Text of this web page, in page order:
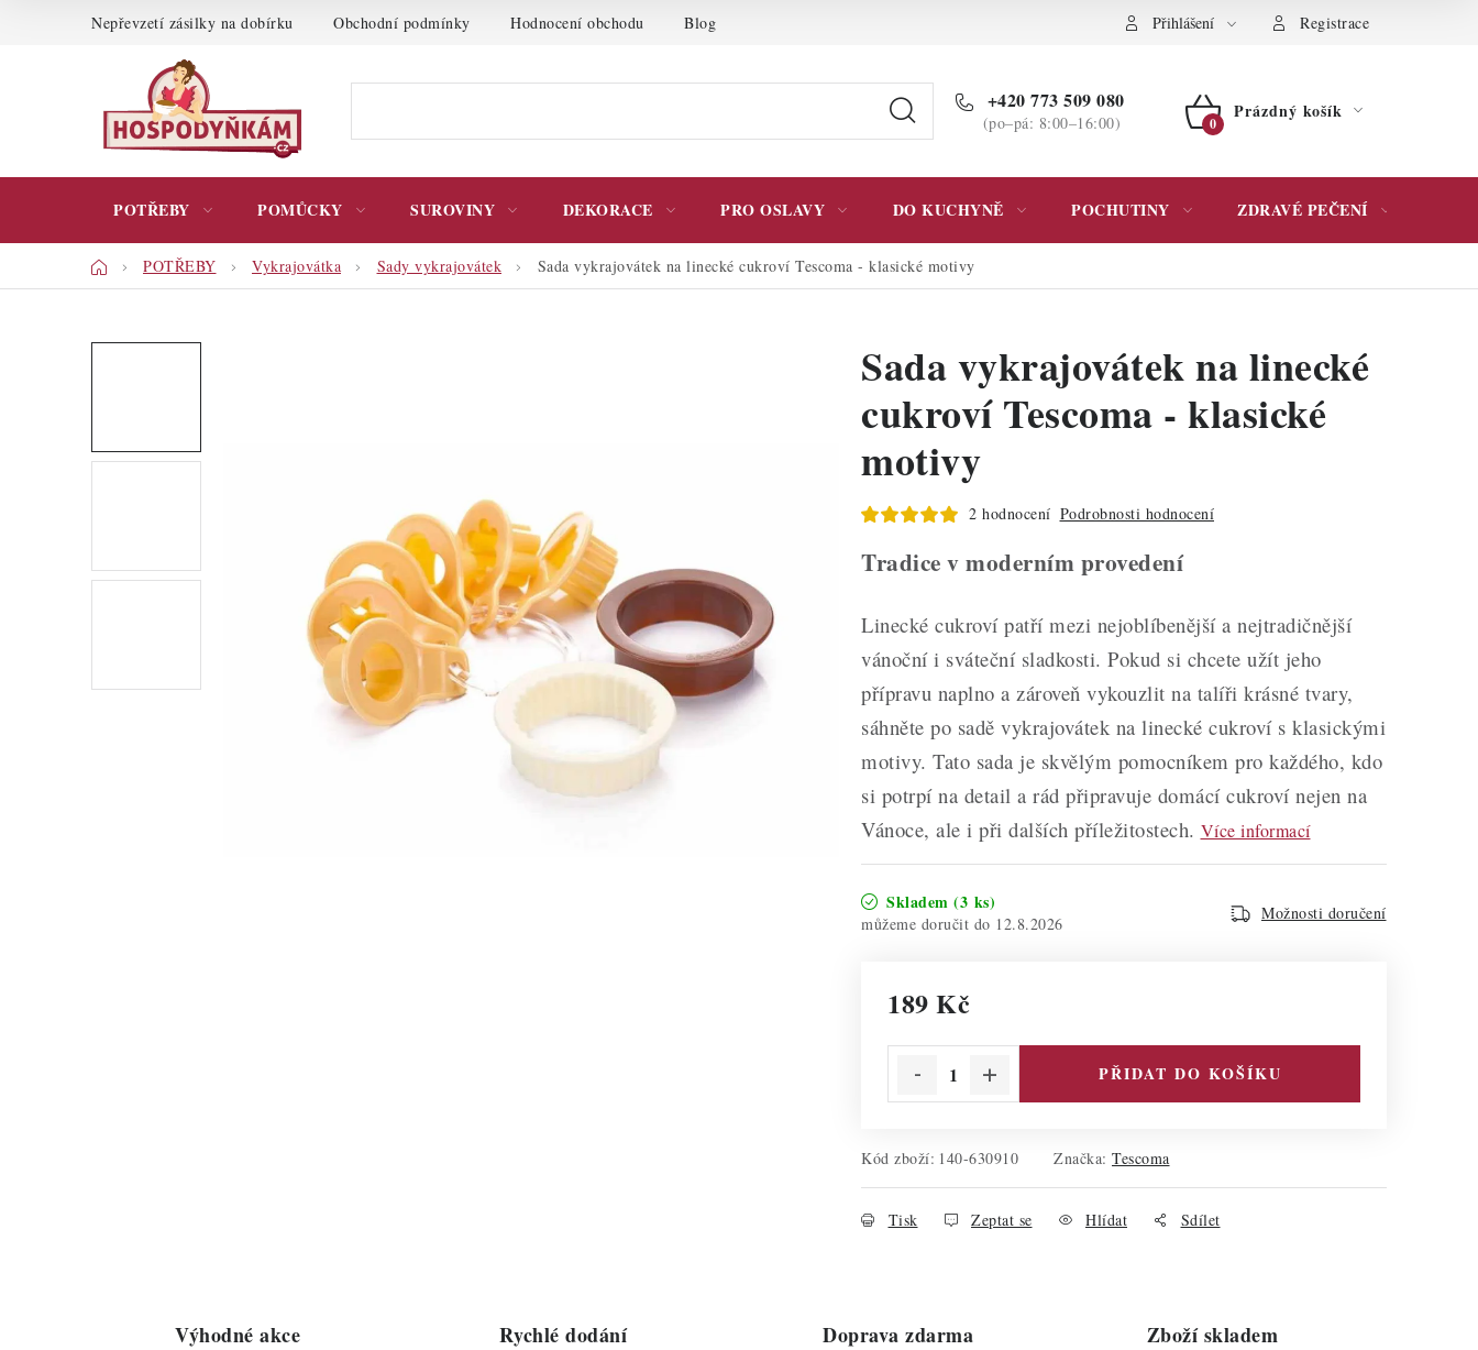
Nepřevzetí zásilky na dobírku Obchodní podmínky Hodnocení obchodu Blog Podmínky ochrany osobních údajů Přihlášení Registrace
+420 773 509 080
(po–pá: 8:00–16:00)
NÁKUPNÍ
Prázdný košík
POTŘEBY POMŮCKY SUROVINY DEKORACE PRO OSLAVY DO KUCHYNĚ POCHUTINY ZDRAVÉ PEČENÍ
DomůPOTŘEBY Vykrajovátka Sady vykrajovátek Sada vykrajovátek na linecké cukroví Tescoma - klasické motivy
Sada vykrajovátek na linecké
cukroví Tescoma - klasické
motivy
2 hodnocení Podrobnosti hodnocení
Tradice v moderním provedení
Linecké cukroví patří mezi nejoblíbenější a nejtradičnější
vánoční i sváteční sladkosti. Pokud si chcete užít jeho
přípravu naplno a zároveň vykouzlit na talíři krásné tvary,
sáhněte po sadě vykrajovátek na linecké cukroví s klasickými
motivy. Tato sada je skvělým pomocníkem pro každého, kdo
si potrpí na detail a rád připravuje domácí cukroví nejen na
Vánoce, ale i při dalších příležitostech. Více informací
Skladem (3 ks)
12.8.2026
Možnosti doručení
189 Kč
PŘIDAT DO KOŠÍKU
Kód zboží: 140-630910 Značka: Tescoma
Tisk Zeptat se Hlídat Sdílet
Výhodné akce Rychlé dodání Doprava zdarma Zboží skladem